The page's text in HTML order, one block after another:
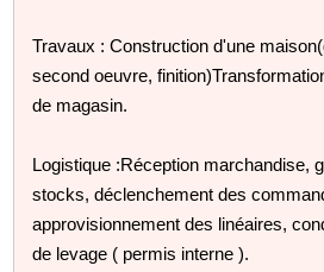
Travaux : Construction d'une
second oeuvre,
de magasin.
Logistique :Réception marchandise,
stocks, déclenchement des
approvisionnement des linéaires,
de levage ( permis interne ).